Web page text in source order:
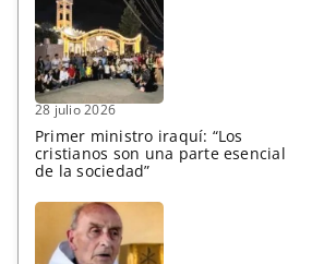
28 julio 2026
Primer ministro iraquí: “Los
cristianos son una parte esencial
de la sociedad”